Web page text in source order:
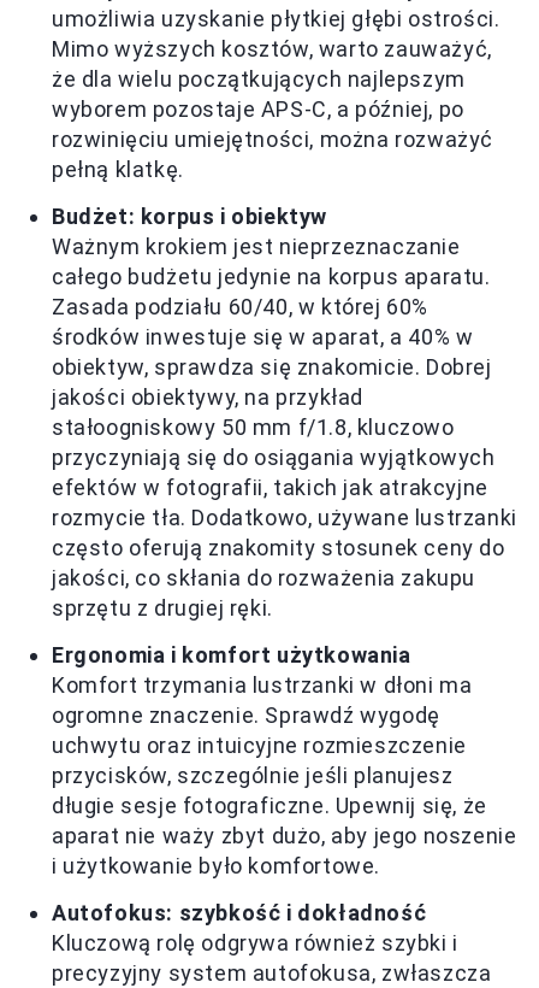
umożliwia uzyskanie płytkiej głębi ostrości.
Mimo wyższych kosztów, warto zauważyć,
że dla wielu początkujących najlepszym
wyborem pozostaje APS-C, a później, po
rozwinięciu umiejętności, można rozważyć
pełną klatkę.
Budżet: korpus i obiektyw
Ważnym krokiem jest nieprzeznaczanie
całego budżetu jedynie na korpus aparatu.
Zasada podziału 60/40, w której 60%
środków inwestuje się w aparat, a 40% w
obiektyw, sprawdza się znakomicie. Dobrej
jakości obiektywy, na przykład
stałoogniskowy 50 mm f/1.8, kluczowo
przyczyniają się do osiągania wyjątkowych
efektów w fotografii, takich jak atrakcyjne
rozmycie tła. Dodatkowo, używane lustrzanki
często oferują znakomity stosunek ceny do
jakości, co skłania do rozważenia zakupu
sprzętu z drugiej ręki.
Ergonomia i komfort użytkowania
Komfort trzymania lustrzanki w dłoni ma
ogromne znaczenie. Sprawdź wygodę
uchwytu oraz intuicyjne rozmieszczenie
przycisków, szczególnie jeśli planujesz
długie sesje fotograficzne. Upewnij się, że
aparat nie waży zbyt dużo, aby jego noszenie
i użytkowanie było komfortowe.
Autofokus: szybkość i dokładność
Kluczową rolę odgrywa również szybki i
precyzyjny system autofokusa, zwłaszcza